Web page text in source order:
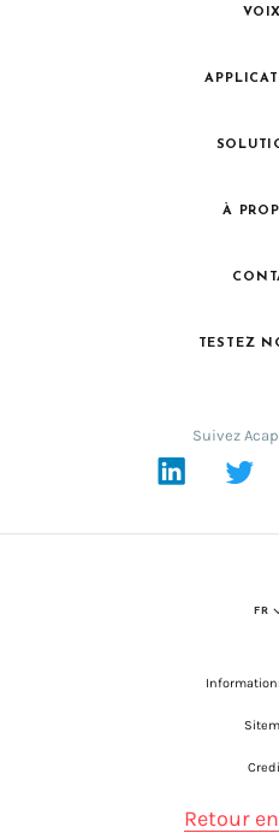
À
TESTEZ
Suivez
FR
Retour